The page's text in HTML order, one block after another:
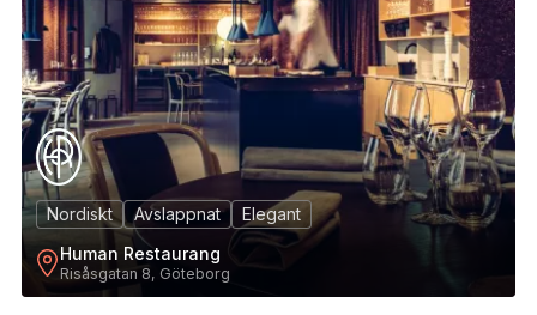
Nordiskt Avslappnat
Elegant
Human Restaurang
Risåsgatan 8, Göteborg